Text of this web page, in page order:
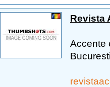
Revista
Accente